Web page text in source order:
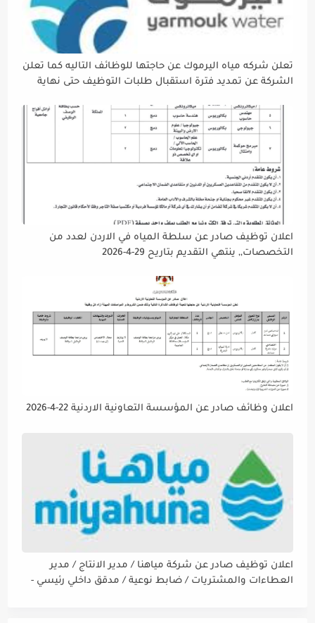
تعلن شركه مياه اليرموك عن حاجتها للوظائف التاليه كما تعلن
الشركة عن تمديد فترة استقبال طلبات التوظيف حتى نهاية
إتاحة الفرصة الكافية أمام الجميع لاستكمال إجراءات التقديم.
اعلان توظيف صادر عن سلطة المياه في الاردن لعدد من
التخصصات,, ينتهي التقديم بتاريح 29-4-2026
اعلان وظائف صادر عن المؤسسة التعاونية الاردنية 22-4-2026
اعلان توظيف صادر عن شركة مياهنا / مدير الانتاج / مدير
العطاءات والمشتريات / ضابط نوعية / مدقق داخلي رئيسي -